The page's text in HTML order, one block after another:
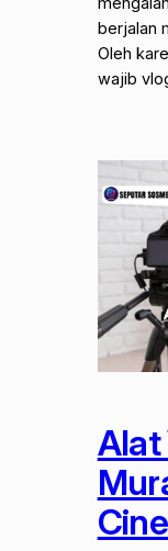
berjalan
Oleh
wajib
Alat